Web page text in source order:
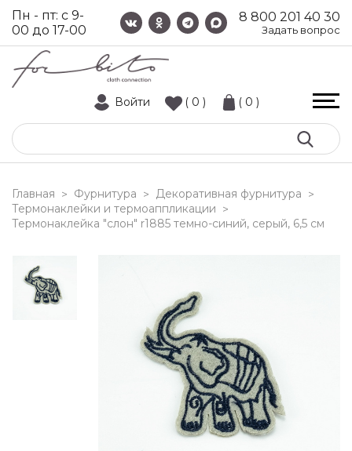
8 800 201 40 30
Задать вопрос
Пн - пт: с 9-
00 до 17-00
Войти ( 0 ) ( 0 )
Главная > Фурнитура > Декоративная фурнитура >
Термонаклейки и термоаппликации >
термонаклейка "слон" r1885 темно-синий, серый, 6,5 см